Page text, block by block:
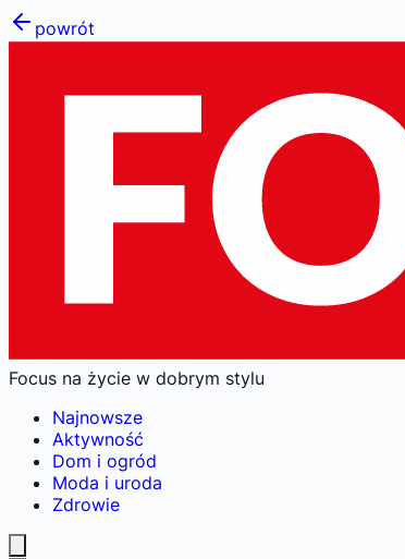
powrót
Focus na życie w dobrym stylu
Najnowsze
Aktywność
Dom i ogród
Moda i uroda
Zdrowie